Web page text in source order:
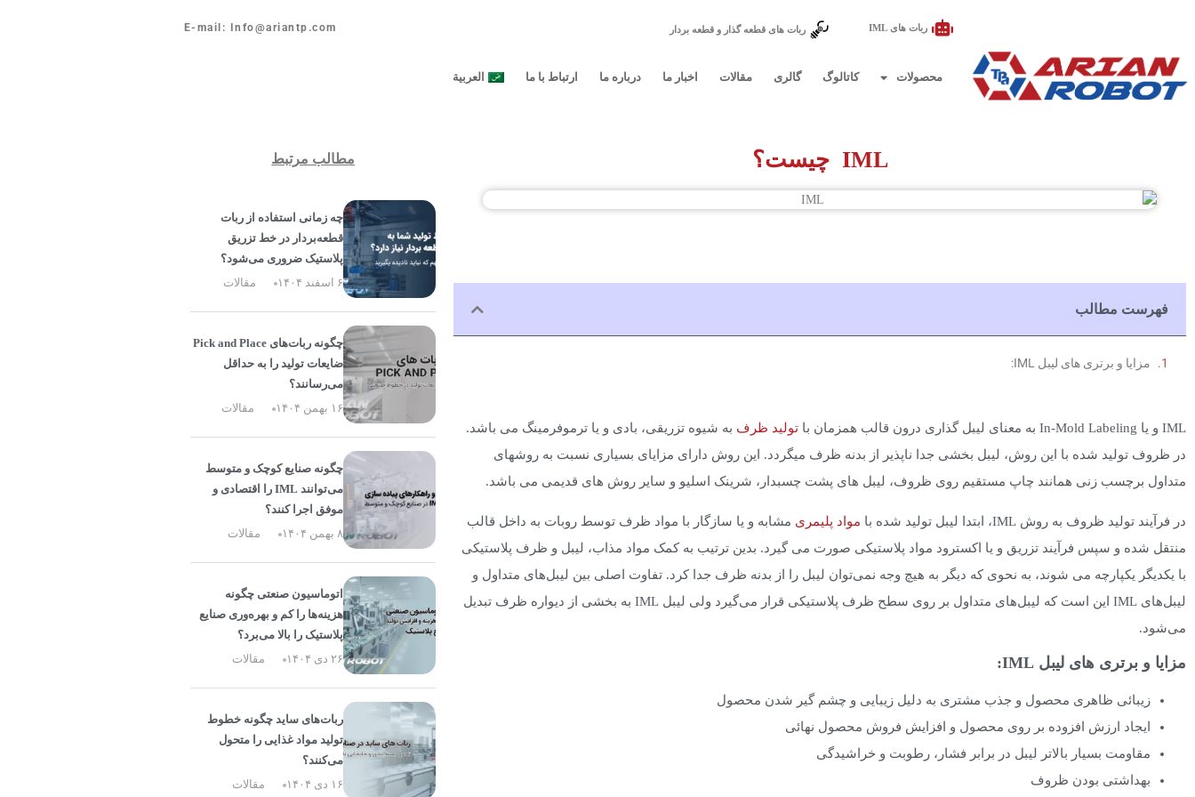
ربات های IML ربات های قطعه گذار و قطعه بردار E-mail: Info@ariantp.com
محصولات کاتالوگ گالری مقالات اخبار ما درباره ما ارتباط با ما العربية
IML چیست؟
فهرست مطالب
مزایا و برتری های لیبل IML:
IML و یا In-Mold Labeling به معنای لیبل گذاری درون قالب همزمان با تولید ظرف به شیوه تزریقی، بادی و یا ترموفرمینگ می باشد.
در ظروف تولید شده با این روش، لیبل بخشی جدا ناپذیر از بدنه ظرف میگردد. این روش دارای مزایای بسیاری نسبت به روشهای
متداول برچسب زنی همانند چاپ مستقیم روی ظروف، لیبل های پشت چسبدار، شرینک اسلیو و سایر روش های قدیمی می باشد.
در فرآیند تولید ظروف به روش IML، ابتدا لیبل تولید شده با مواد پلیمری مشابه و یا سازگار با مواد ظرف توسط روبات به داخل قالب
منتقل شده و سپس فرآیند تزریق و یا اکسترود مواد پلاستیکی صورت می گیرد. بدین ترتیب به کمک مواد مذاب، لیبل و ظرف پلاستیکی
با یکدیگر یکپارچه می شوند، به نحوی که دیگر به هیچ وجه نمی‌توان لیبل را از بدنه ظرف جدا کرد. ‌تفاوت ‌اصلی ‌بین ‌لیبل‌های ‌متداول ‌و
‌لیبل‌های IML ‌این ‌است ‌که ‌لیبل‌های متداول بر ‌روی ‌سطح ‌ظرف ‌پلاستیکی ‌قرار ‌می‌گیرد ‌ولی ‌لیبل ‌IML ‌به ‌بخشی ‌از ‌دیواره ‌ظرف ‌تبدیل
‌می‌شود.
مزایا و برتری های لیبل IML:
زیبائی ظاهری محصول و جذب مشتری به دلیل زیبایی و چشم گیر شدن محصول
ایجاد ارزش افزوده بر روی محصول و افزایش فروش محصول نهائی
مقاومت بسیار بالاتر لیبل در برابر فشار، رطوبت و خراشیدگی
بهداشتی بودن ظروف
مطالب مرتبط
چه زمانی استفاده از ربات
قطعه‌بردار در خط تزریق
پلاستیک ضروری می‌شود؟
۶ اسفند ۱۴۰۴
مقالات
چگونه ربات‌های Pick and Place
ضایعات تولید را به حداقل
می‌رسانند؟
۱۶ بهمن ۱۴۰۴
مقالات
چگونه صنایع کوچک و متوسط
می‌توانند IML را اقتصادی و
موفق اجرا کنند؟
۸ بهمن ۱۴۰۴
مقالات
اتوماسیون صنعتی چگونه
هزینه‌ها را کم و بهره‌وری صنایع
پلاستیک را بالا می‌برد؟
۲۶ دی ۱۴۰۴
مقالات
ربات‌های ساید چگونه خطوط
تولید مواد غذایی را متحول
می‌کنند؟
۱۶ دی ۱۴۰۴
مقالات